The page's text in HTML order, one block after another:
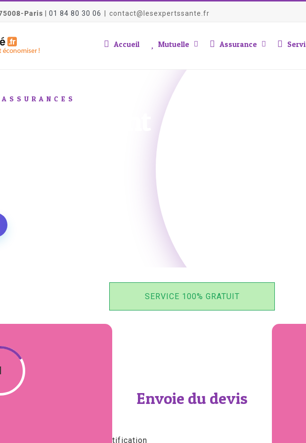
Paris | 01 84 80 30 06 | contact@lesexpertssante.fr
Accueil Mutuelle Assurance
SERVICE 100% GRATUIT
Envoie du devis